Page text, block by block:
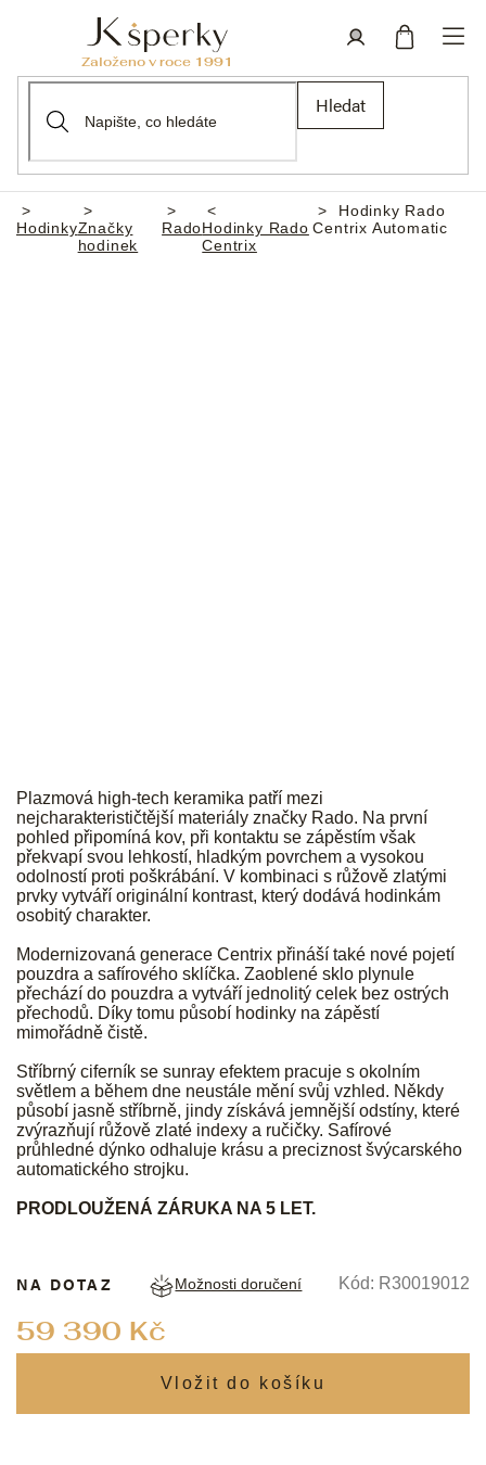
Hledat
Domů
HodinkyZnačky
hodinek
RadoHodinky Rado
Centrix
Hodinky Rado
Centrix Automatic
Plazmová high-tech keramika patří mezi
nejcharakterističtější materiály značky Rado. Na první
pohled připomíná kov, při kontaktu se zápěstím však
překvapí svou lehkostí, hladkým povrchem a vysokou
odolností proti poškrábání. V kombinaci s růžově zlatými
prvky vytváří originální kontrast, který dodává hodinkám
osobitý charakter.
Modernizovaná generace Centrix přináší také nové pojetí
pouzdra a safírového sklíčka. Zaoblené sklo plynule
přechází do pouzdra a vytváří jednolitý celek bez ostrých
přechodů. Díky tomu působí hodinky na zápěstí
mimořádně čistě.
Stříbrný ciferník se sunray efektem pracuje s okolním
světlem a během dne neustále mění svůj vzhled. Někdy
působí jasně stříbrně, jindy získává jemnější odstíny, které
zvýrazňují růžově zlaté indexy a ručičky. Safírové
průhledné dýnko odhaluje krásu a preciznost švýcarského
automatického strojku.
PRODLOUŽENÁ ZÁRUKA NA 5 LET.
59 390 Kč
NA DOTAZ Možnosti doručení Kód: R30019012